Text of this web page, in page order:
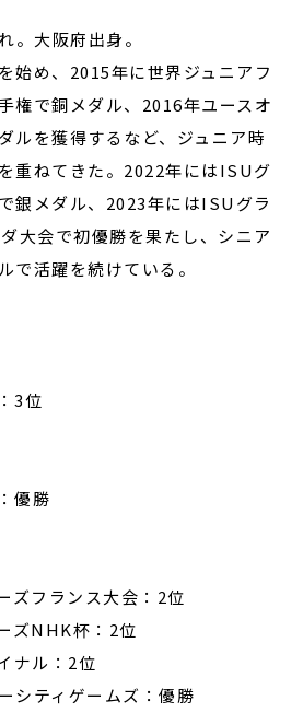
。大阪府出身。
始め、2015年に世界ジュニアフ
権で銅メダル、2016年ユースオ
ルを獲得するなど、ジュニア時
重ねてきた。2022年にはISUグ
銀メダル、2023年にはISUグラ
大会で初優勝を果たし、シニア
で活躍を続けている。
3位
優勝
ズフランス大会：2位
ズNHK杯：2位
ナル：2位
シティゲームズ：優勝